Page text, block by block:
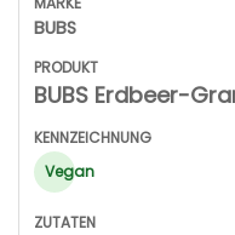
BUBS
BUBS Erdbeer-
Vegan